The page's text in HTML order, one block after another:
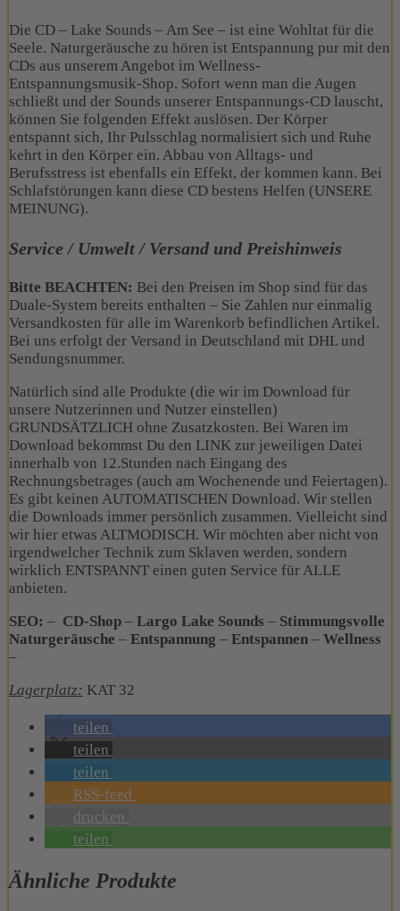
Die CD – Lake Sounds – Am See – ist eine Wohltat für die
Seele. Naturgeräusche zu hören ist Entspannung pur mit den
CDs aus unserem Angebot im Wellness-
Entspannungsmusik-Shop. Sofort wenn man die Augen
schließt und der Sounds unserer Entspannungs-CD lauscht,
können Sie folgenden Effekt auslösen. Der Körper
entspannt sich, Ihr Pulsschlag normalisiert sich und Ruhe
kehrt in den Körper ein. Abbau von Alltags- und
Berufsstress ist ebenfalls ein Effekt, der kommen kann. Bei
Schlafstörungen kann diese CD bestens Helfen (UNSERE
MEINUNG).
Service / Umwelt / Versand und Preishinweis
Bitte BEACHTEN: Bei den Preisen im Shop sind für das
Duale-System bereits enthalten – Sie Zahlen nur einmalig
Versandkosten für alle im Warenkorb befindlichen Artikel.
Bei uns erfolgt der Versand in Deutschland mit DHL und
Sendungsnummer.
Natürlich sind alle Produkte (die wir im Download für
unsere Nutzerinnen und Nutzer einstellen)
GRUNDSÄTZLICH ohne Zusatzkosten. Bei Waren im
Download bekommst Du den LINK zur jeweiligen Datei
innerhalb von 12.Stunden nach Eingang des
Rechnungsbetrages (auch am Wochenende und Feiertagen).
Es gibt keinen AUTOMATISCHEN Download. Wir stellen
die Downloads immer persönlich zusammen. Vielleicht sind
wir hier etwas ALTMODISCH. Wir möchten aber nicht von
irgendwelcher Technik zum Sklaven werden, sondern
wirklich ENTSPANNT einen guten Service für ALLE
anbieten.
SEO: – CD-Shop – Largo Lake Sounds – Stimmungsvolle
Naturgeräusche – Entspannung – Entspannen – Wellness
–
Lagerplatz: KAT 32
teilen
teilen
teilen
RSS-feed
drucken
teilen
Ähnliche Produkte